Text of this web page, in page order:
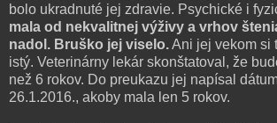
bolo ukradnuté jej zdravie. Psychické i
mala od nekvalitnej výživy a vrhov
nadol. Bruško jej viselo.Ani jej vekom si
istý. Veterinárny lekár skonštatoval, že
než 6 rokov. Do preukazu jej napísal
26.1.2016., akoby mala len 5 rokov.